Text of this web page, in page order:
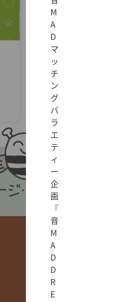
M
A
D
マ
ッ
チ
ン
グ
バ
ラ
エ
テ
ィ
ー
企
画
『
音
M
A
D
D
R
E